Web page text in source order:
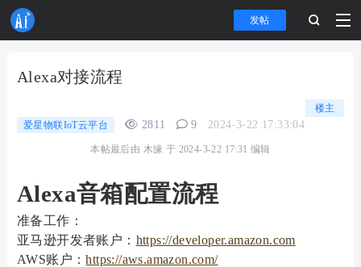
发帖
Alexa对接流程
楼主
爱星物联IoT云平台
2811 9 2024-3-22 17:33:04
本帖最后由 木缘 于 2024-3-22 17:31 编辑
Alexa音箱配置流程
准备工作：
亚马逊开发者账户： https://developer.amazon.com
AWS账户：https://aws.amazon.com/